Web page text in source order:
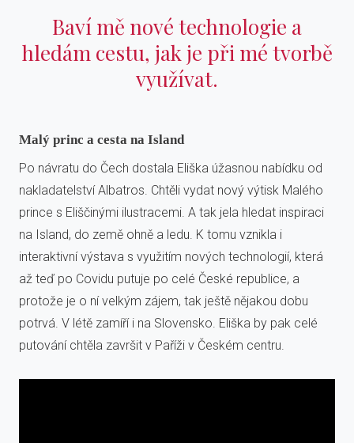
Baví mě nové technologie a
hledám cestu, jak je při mé tvorbě
využívat.
Malý princ a cesta na Island
Po návratu do Čech dostala Eliška úžasnou nabídku od
nakladatelství Albatros. Chtěli vydat nový výtisk Malého
prince s Eliščinými ilustracemi. A tak jela hledat inspiraci
na Island, do země ohně a ledu. K tomu vznikla i
interaktivní výstava s využitím nových technologií, která
až teď po Covidu putuje po celé České republice, a
protože je o ní velkým zájem, tak ještě nějakou dobu
potrvá. V létě zamíří i na Slovensko. Eliška by pak celé
putování chtěla završit v Paříži v Českém centru.